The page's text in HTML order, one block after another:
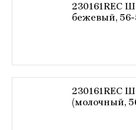
230161REC
бежевый, 56-
230161REC
(молочный,